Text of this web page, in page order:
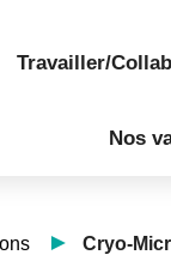
Travailler/
Nos
Cryo-